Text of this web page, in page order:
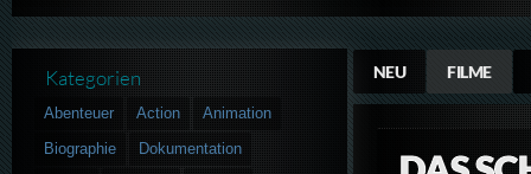
NEU FILME
Kategorien
Abenteuer Action
Animation
Biographie
Dokumentation